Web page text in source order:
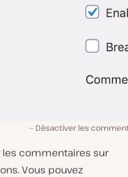
Désactiver les
commentaires sur
Vous pouvez